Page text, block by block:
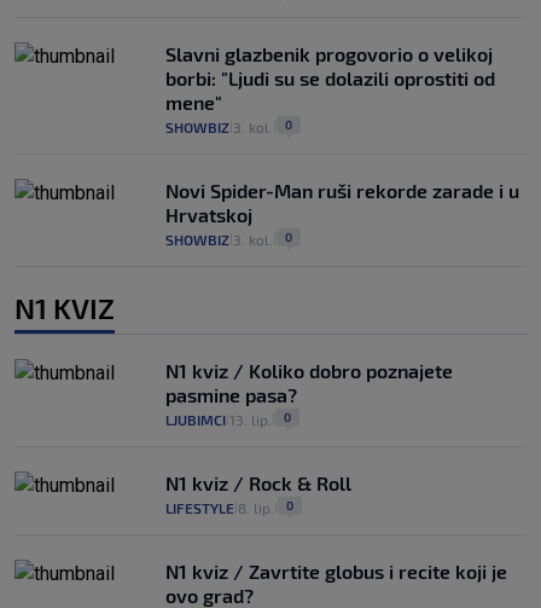
Slavni glazbenik progovorio o velikoj
borbi: "Ljudi su se dolazili oprostiti od
mene"
SHOWBIZ 3. kol. 0
Novi Spider-Man ruši rekorde zarade i u
Hrvatskoj
SHOWBIZ 3. kol. 0
N1 KVIZ
N1 kviz / Koliko dobro poznajete
pasmine pasa?
LJUBIMCI 13. lip. 0
N1 kviz / Rock & Roll
LIFESTYLE 8. lip. 0
N1 kviz / Zavrtite globus i recite koji je
ovo grad?